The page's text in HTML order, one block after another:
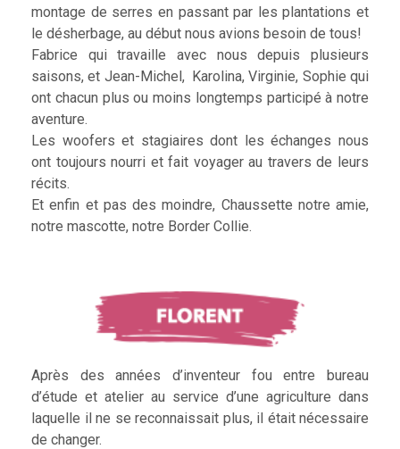
montage de serres en passant par les plantations et
le désherbage, au début nous avions besoin de tous!
Fabrice qui travaille avec nous depuis plusieurs
saisons, et Jean-Michel, Karolina, Virginie, Sophie qui
ont chacun plus ou moins longtemps participé à notre
aventure.
Les woofers et stagiaires dont les échanges nous
ont toujours nourri et fait voyager au travers de leurs
récits.
Et enfin et pas des moindre, Chaussette notre amie,
notre mascotte, notre Border Collie.
Après des années d’inventeur fou entre bureau
d’étude et atelier au service d’une agriculture dans
laquelle il ne se reconnaissait plus, il était nécessaire
de changer.